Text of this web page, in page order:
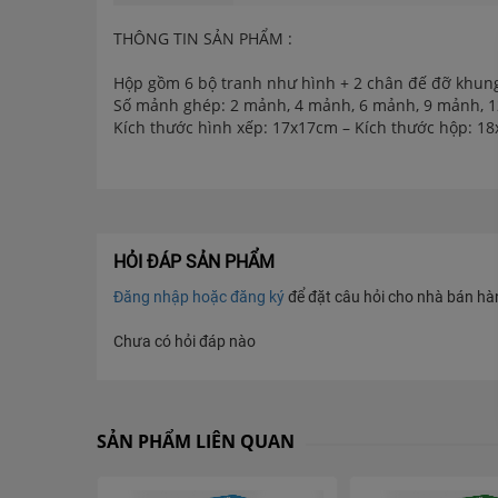
THÔNG TIN SẢN PHẨM :
Hộp gồm 6 bộ tranh như hình + 2 chân đế đỡ
Số mảnh ghép: 2 mảnh, 4 mảnh, 6 mảnh, 9 mảnh,
Kích thước hình xếp: 17x17cm – Kích thước hộp:
Là đồ chơi có tính giáo dục cao, giúp phát triển tư
Độ khó tăng dần từ thấp đến cao, cho bé từng
Giải pháp tuyệt vời để bé luyện tập khả năng giữ
Hình ảnh đẹp và đáng yêu, màu sắc tươi sáng,
Mảnh ghép dày dặn, cứng cáp, chơi được nhiều lần
Có chân đế để bé đặt tranh trang trí bàn học, kệ
HỎI ĐÁP SẢN PHẨM
Đăng nhập hoặc đăng kýđể đặt câu hỏi cho nhà bán
Chưa có hỏi đáp nào
SẢN PHẨM LIÊN QUAN